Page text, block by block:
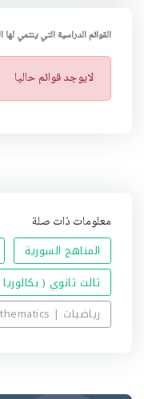
القوائم الدراسية التي ينتمي لها
ت
ن
لايوجد قوائم حاليا
معلومات ذات صلة
المناهج السورية
ثالث ثانوي (
رياضيات | Mathematics